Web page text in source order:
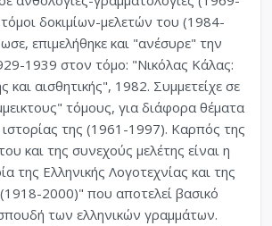
δοκιμίων-μελετών του (1984-
επιμελήθηκε και "ανέσυρε" την
1939 στον τόμο: "Νικόλας Κάλας:
και αισθητικής", 1982. Συμμετείχε σε
τόμους, για διάφορα θέματα
ιστορίας της (1961-1997). Καρπός της
και της συνεχούς μελέτης είναι η
της Ελληνικής Λογοτεχνίας και της
2000)" που αποτελεί βασικό
των ελληνικών γραμμάτων.